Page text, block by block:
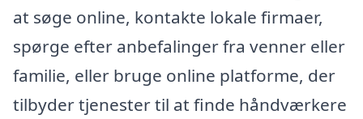
at søge online, kontakte lokale firmaer,
spørge efter anbefalinger fra venner eller
familie, eller bruge online platforme, der
tilbyder tjenester til at finde håndværkere